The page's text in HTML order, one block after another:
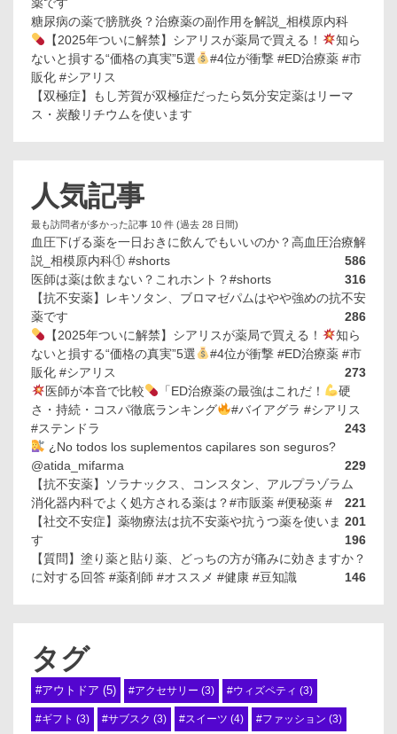
糖尿病の薬で膀胱炎？治療薬の副作用を解説_相模原内科
【2025年ついに解禁】シアリスが薬局で買える！
知ら
ないと損する“価格の真実”5選
#4位が衝撃 #ED治療薬 #市
販化 #シアリス
【双極症】もし芳賀が双極症だったら気分安定薬はリーマ
ス・炭酸リチウムを使います
人気記事
最も訪問者が多かった記事 10 件 (過去 28 日間)
血圧下げる薬を一日おきに飲んでもいいのか？高血圧治療解
説_相模原内科① #shorts
586
医師は薬は飲まない？これホント？#shorts
316
【抗不安薬】レキソタン、ブロマゼパムはやや強めの抗不安
薬です
286
【2025年ついに解禁】シアリスが薬局で買える！
知ら
ないと損する“価格の真実”5選
#4位が衝撃 #ED治療薬 #市
販化 #シアリス
273
医師が本音で比較
「ED治療薬の最強はこれだ！
硬
さ・持続・コスパ徹底ランキング
#バイアグラ #シアリス
#ステンドラ
243
¿No todos los suplementos capilares son seguros?
@atida_mifarma
229
【抗不安薬】ソラナックス、コンスタン、アルプラゾラム
221
消化器内科でよく処方される薬は？#市販薬 #便秘薬 #
201
【社交不安症】薬物療法は抗不安薬や抗うつ薬を使いま
す
196
【質問】塗り薬と貼り薬、どっちの方が痛みに効きますか？
に対する回答 #薬剤師 #オススメ #健康 #豆知識
146
タグ
#アウトドア (5) #アクセサリー (3) #ウィズペティ (3)
#ギフト (3) #サブスク (3) #スイーツ (4) #ファッション (3)